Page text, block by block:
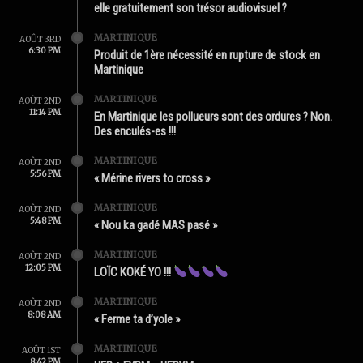
elle gratuitement son trésor audiovisuel ?
AOÛT 3RD
6:30 PM
MARTINIQUE
Produit de 1ère nécessité en rupture de stock en
Martinique
AOÛT 2ND
11:14 PM
MARTINIQUE
En Martinique les pollueurs sont des ordures ? Non.
Des enculés-es !!!
AOÛT 2ND
5:56 PM
MARTINIQUE
« Mérine rivers to cross »
AOÛT 2ND
5:48 PM
MARTINIQUE
« Nou ka gadé MAS pasé »
AOÛT 2ND
12:05 PM
MARTINIQUE
LOÏC KOKÉ YO !!!
AOÛT 2ND
8:08 AM
MARTINIQUE
« Ferme ta d’yole »
AOÛT 1ST
MARTINIQUE